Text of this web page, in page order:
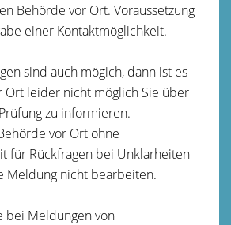
Behörde vor Ort. Voraussetzung
einer Kontaktmöglichkeit.
sind auch mögich, dann ist es
Ort leider nicht möglich Sie über
zu informieren.
vor Ort ohne
für Rückfragen bei Unklarheiten
Meldung nicht bearbeiten.
bei Meldungen von